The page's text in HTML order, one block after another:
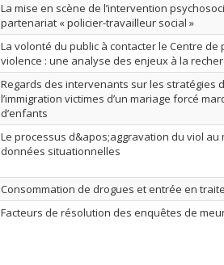
La mise en scène de l’intervention
partenariat « policier-travailleur social »
La volonté du public à contacter le Centre
violence : une analyse des enjeux à la
Regards des intervenants sur les stratégies
l’immigration victimes d’un mariage forcé
d’enfants
Le processus d&apos;aggravation du viol
données situationnelles
Consommation de drogues et entrée en
Facteurs de résolution des enquêtes de